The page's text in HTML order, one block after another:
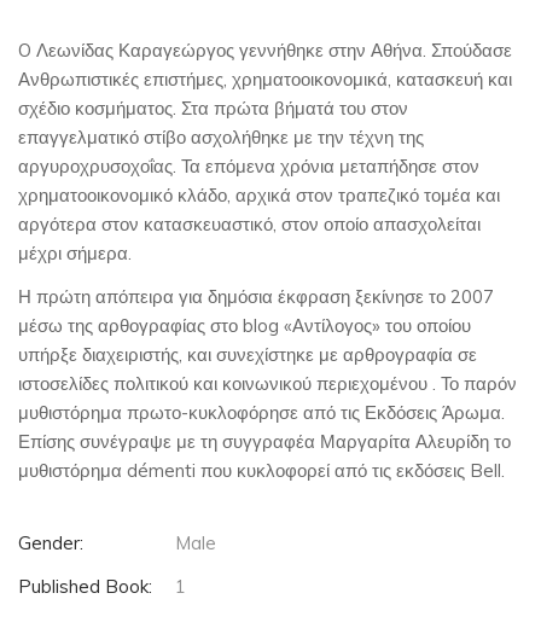
O Λεωνίδας Καραγεώργος γεννήθηκε στην Αθήνα. Σπούδασε
Ανθρωπιστικές επιστήμες, χρηματοοικονομικά, κατασκευή και
σχέδιο κοσμήματος. Στα πρώτα βήματά του στον
επαγγελματικό στίβο ασχολήθηκε με την τέχνη της
αργυροχρυσοχοΐας. Τα επόμενα χρόνια μεταπήδησε στον
χρηματοοικονομικό κλάδο, αρχικά στον τραπεζικό τομέα και
αργότερα στον κατασκευαστικό, στον οποίο απασχολείται
μέχρι σήμερα.
Η πρώτη απόπειρα για δημόσια έκφραση ξεκίνησε το 2007
μέσω της αρθογραφίας στο blog «Αντίλογος» του οποίου
υπήρξε διαχειριστής, και συνεχίστηκε με αρθρογραφία σε
ιστοσελίδες πολιτικού και κοινωνικού περιεχομένου . Το παρόν
μυθιστόρημα πρωτο-κυκλοφόρησε από τις Εκδόσεις Άρωμα.
Επίσης συνέγραψε με τη συγγραφέα Μαργαρίτα Αλευρίδη το
μυθιστόρημα démenti που κυκλοφορεί από τις εκδόσεις Bell.
Gender:
Male
Published Book:
1